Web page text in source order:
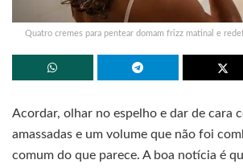
Quatro cremes para pentear domam frizz matinal e
Acordar, olhar no espelho e dar de cara
amassadas e um volume que não foi
comum do que parece. A boa notícia é